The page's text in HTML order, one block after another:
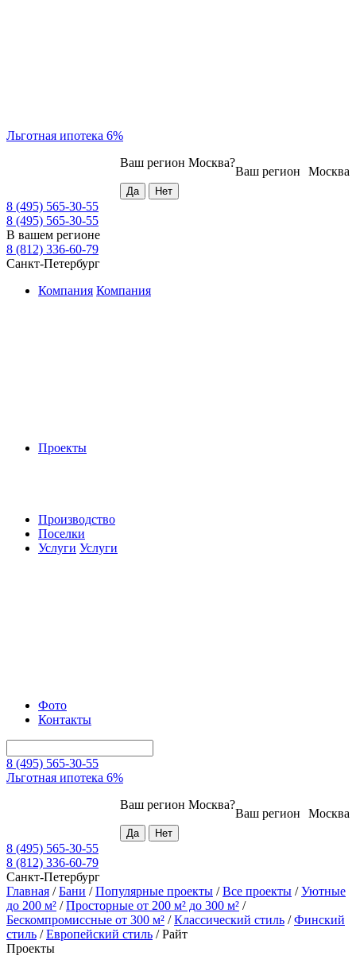
Льготная ипотека 6%
Москва
Ваш регион
Ваш регион Москва?
8 (495) 565-30-55
8 (495) 565-30-55
В вашем регионе
8 (812) 336-60-79
Санкт-Петербург
Компания Компания
Проекты
Производство
Поселки
Услуги Услуги
Фото
Контакты
8 (495) 565-30-55
Льготная ипотека 6%
Москва
Ваш регион
Ваш регион Москва?
8 (495) 565-30-55
8 (812) 336-60-79
Санкт-Петербург
Главная /Бани /Популярные проекты /Все проекты /Уютные
до 200 м² /Просторные от 200 м² до 300 м² /
Бескомпромиссные от 300 м² /Классический стиль /Финский
стиль /Европейский стиль /Райт
Проекты